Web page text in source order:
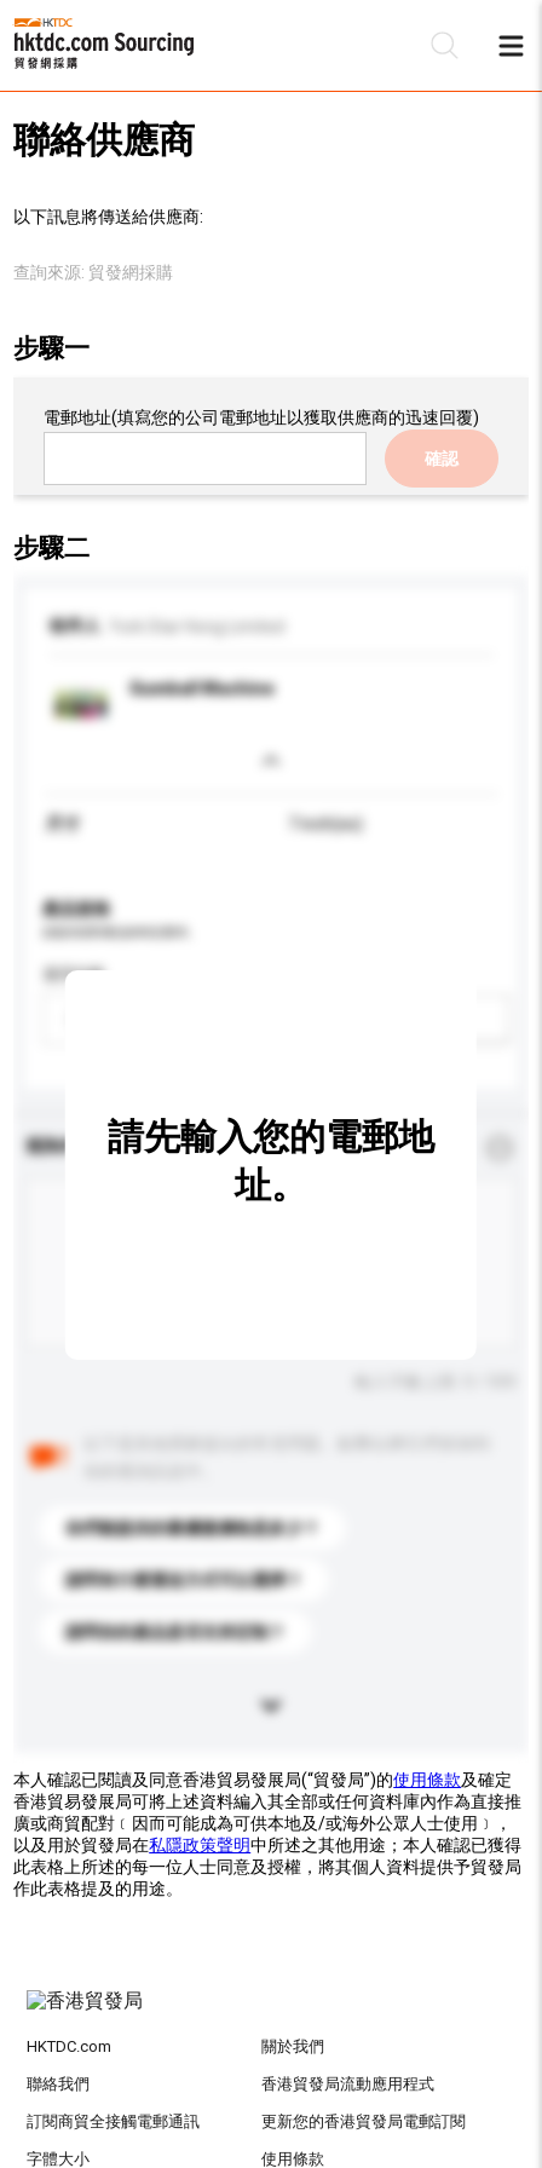
聯絡供應商
以下訊息將傳送給供應商:
查詢來源: 貿發網採購
步驟一
電郵地址(填寫您的公司電郵地址以獲取供應商的迅速回覆)
確認
步驟二
收件人
Gumball Machine
7 inch(es)
產品規格
適用年齡
查詢內容 *必須填寫
你們能提供的最優惠價格是多少？
請問有什麼運送方式可以選擇？
請問你的產品是否支持定制？
請先輸入您的電郵地
址。
本人確認已閱讀及同意香港貿易發展局(“貿發局”)的使用條款及確定
香港貿易發展局可將上述資料編入其全部或任何資料庫內作為直接推
廣或商貿配對﹝因而可能成為可供本地及/或海外公眾人士使用﹞，
以及用於貿發局在私隱政策聲明中所述之其他用途；本人確認已獲得
此表格上所述的每一位人士同意及授權，將其個人資料提供予貿發局
作此表格提及的用途。
HKTDC.com 關於我們
聯絡我們 香港貿發局流動應用程式
訂閱商貿全接觸電郵通訊 更新您的香港貿發局電郵訂閱
字體大小 使用條款